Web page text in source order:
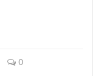
0